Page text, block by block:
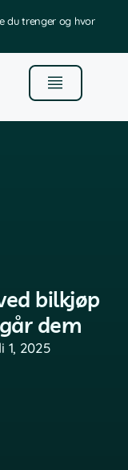
du trenger og hvor
bilkjøp
dem
1, 2025